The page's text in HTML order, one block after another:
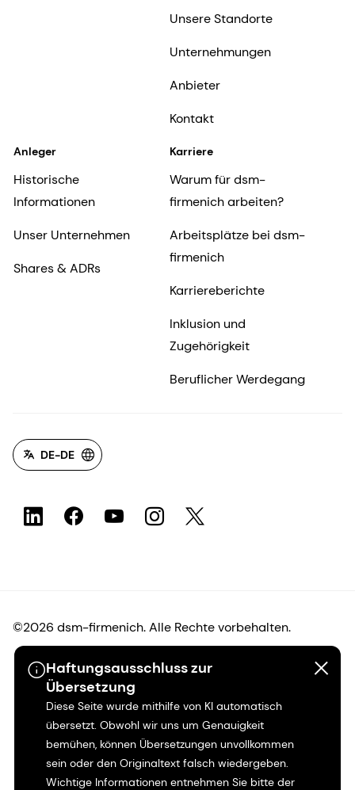
Haftungsausschluss zur
Übersetzung
Diese Seite wurde mithilfe von KI automatisch
übersetzt. Obwohl wir uns um Genauigkeit
bemühen, können Übersetzungen unvollkommen
sein oder den Originaltext falsch wiedergeben.
Wichtige Informationen entnehmen Sie bitte der
Unsere Standorte
Unternehmungen
Anbieter
Kontakt
Anleger
Historische
Informationen
Unser Unternehmen
Shares & ADRs
Karriere
Warum für dsm-
firmenich arbeiten?
Arbeitsplätze bei dsm-
firmenich
Karriereberichte
Inklusion und
Zugehörigkeit
Beruflicher Werdegang
DE-DE
©2026 dsm-firmenich. Alle Rechte vorbehalten.
Hinweis zum Datenschutz
Bedingungen für die Nutzung
Bedingungen und Konditionen